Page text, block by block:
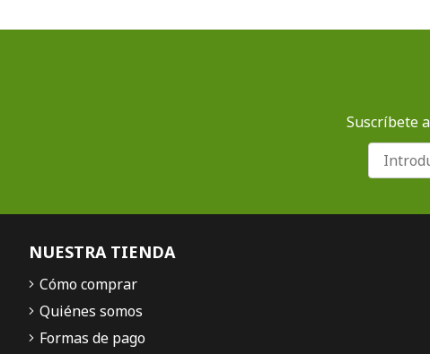
Suscríbete
NUESTRA TIENDA
Cómo comprar
Quiénes somos
Formas de pago